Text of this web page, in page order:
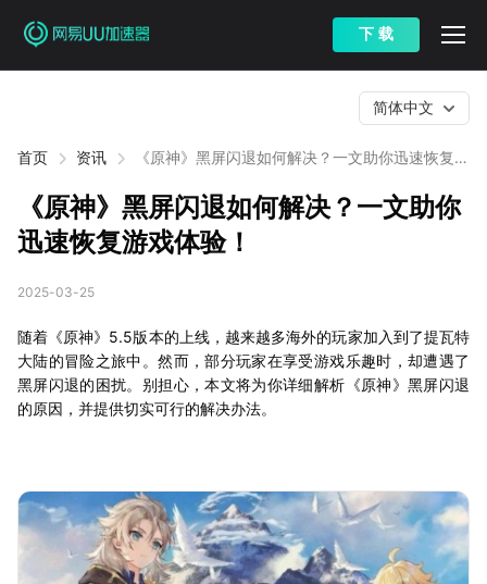
下 载
首页 资讯
《原神》黑屏闪退如何解决？一文助你迅速恢复游
简体中文
《原神》黑屏闪退如何解决？一文助你
迅速恢复游戏体验！
2025-03-25
随着《原神》5.5版本的上线，越来越多海外的玩家加入到了提瓦特
大陆的冒险之旅中。然而，部分玩家在享受游戏乐趣时，却遭遇了
黑屏闪退的困扰。别担心，本文将为你详细解析《原神》黑屏闪退
的原因，并提供切实可行的解决办法。